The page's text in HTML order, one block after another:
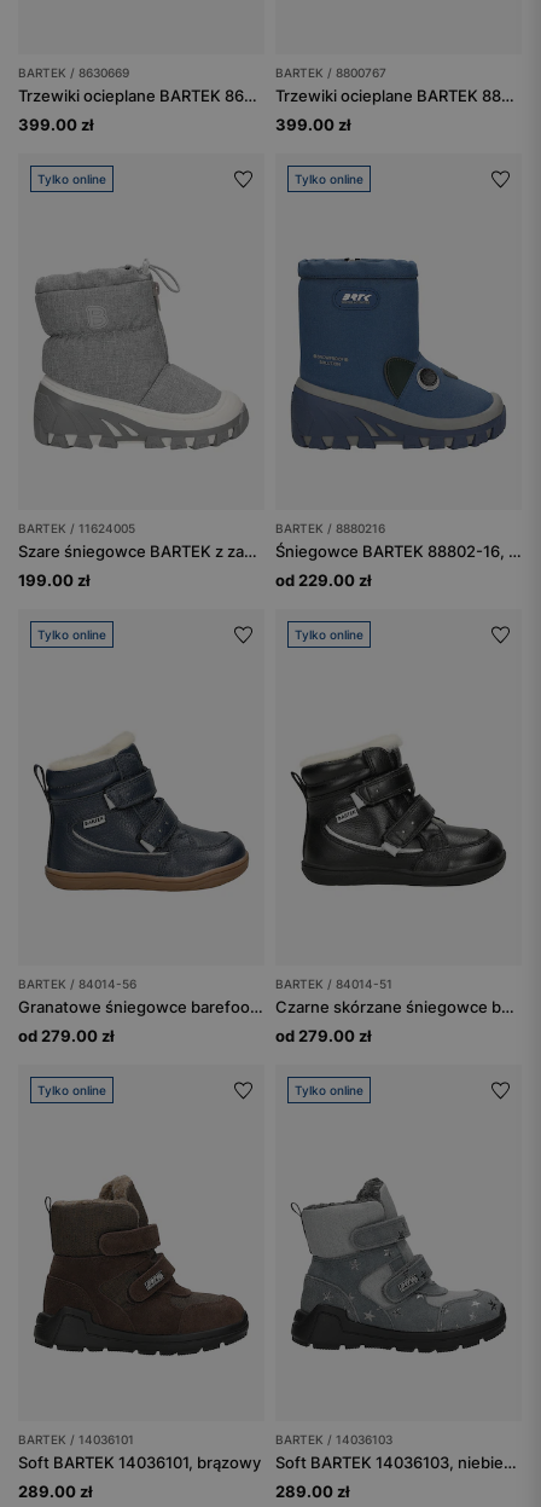
BARTEK / 8630669
Trzewiki ocieplane BARTEK 86306-69, czarno-białe
399.00 zł
BARTEK / 8800767
Trzewiki ocieplane BARTEK 88007-67, czarny + zielony
399.00 zł
Tylko online
BARTEK / 11624005
Szare śniegowce BARTEK z zapięciem na zamek 11624005
199.00 zł
Tylko online
BARTEK / 8880216
Śniegowce BARTEK 88802-16, niebieski
od 229.00 zł
Tylko online
BARTEK / 84014-56
Granatowe śniegowce barefoot ocieplane wełną BARTEK 84014-56
od 279.00 zł
Tylko online
BARTEK / 84014-51
Czarne skórzane śniegowce barefoot ocieplane naturalną wełną BARTEK 84014-51
od 279.00 zł
Tylko online
BARTEK / 14036101
Soft BARTEK 14036101, brązowy
289.00 zł
Tylko online
BARTEK / 14036103
Soft BARTEK 14036103, niebiesko-szary
289.00 zł